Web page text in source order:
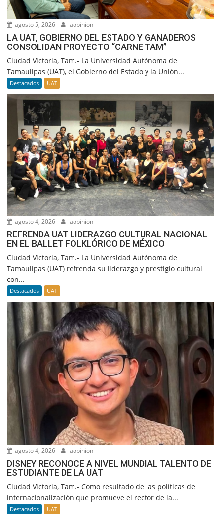
agosto 5, 2026 laopinion
LA UAT, GOBIERNO DEL ESTADO Y GANADEROS
CONSOLIDAN PROYECTO “CARNE TAM”
Ciudad Victoria, Tam.- La Universidad Autónoma de
Tamaulipas (UAT), el Gobierno del Estado y la Unión...
Destacados UAT
agosto 4, 2026 laopinion
REFRENDA UAT LIDERAZGO CULTURAL NACIONAL
EN EL BALLET FOLKLÓRICO DE MÉXICO
Ciudad Victoria, Tam.- La Universidad Autónoma de
Tamaulipas (UAT) refrenda su liderazgo y prestigio cultural
con...
Destacados UAT
agosto 4, 2026 laopinion
DISNEY RECONOCE A NIVEL MUNDIAL TALENTO DE
ESTUDIANTE DE LA UAT
Ciudad Victoria, Tam.- Como resultado de las políticas de
internacionalización que promueve el rector de la...
Destacados UAT